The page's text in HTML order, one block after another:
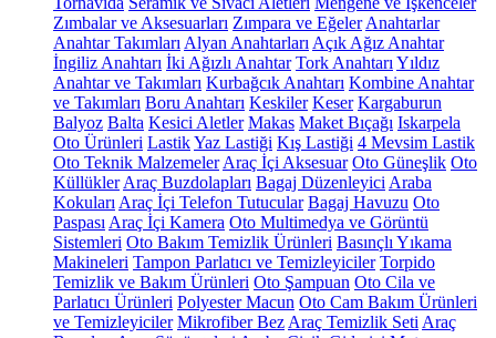
Zımbalar ve Aksesuarları Zımpara ve Eğeler Anahtarlar
Anahtar Takımları Alyan Anahtarları Açık Ağız Anahtar
İngiliz Anahtarı İki Ağızlı Anahtar Tork Anahtarı Yıldız
Anahtar ve Takımları Kurbağcık Anahtarı Kombine Anahtar
ve Takımları Boru Anahtarı Keskiler Keser Kargaburun
Balyoz Balta Kesici Aletler Makas Maket Bıçağı Iskarpela
Oto Ürünleri LastikYaz Lastiği Kış Lastiği 4 Mevsim Lastik
Oto Teknik Malzemeler Araç İçi Aksesuar Oto Güneşlik Oto
Küllükler Araç Buzdolapları Bagaj Düzenleyici Araba
Kokuları Araç İçi Telefon Tutucular Bagaj Havuzu Oto
Paspası Araç İçi Kamera Oto Multimedya ve Görüntü
Sistemleri Oto Bakım Temizlik Ürünleri Basınçlı Yıkama
Makineleri Tampon Parlatıcı ve Temizleyiciler Torpido
Temizlik ve Bakım Ürünleri Oto Şampuan Oto Cila ve
Parlatıcı Ürünleri Polyester Macun Oto Cam Bakım Ürünleri
ve Temizleyiciler Mikrofiber Bez Araç Temizlik Seti Araç